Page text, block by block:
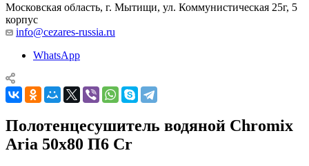
Московская область, г. Мытищи, ул. Коммунистическая 25г, 5
корпус
info@cezares-russia.ru
WhatsApp
Полотенцесушитель водяной Chromix
Aria 50x80 П6 Cr